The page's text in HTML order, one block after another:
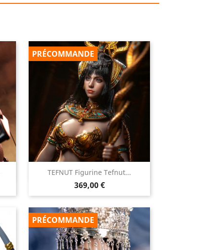
TEFNUT Figurine Tefnut...
Prix
369,00 €
PRÉCOMMANDE
Aperçu rapide
PRÉCOMMANDE